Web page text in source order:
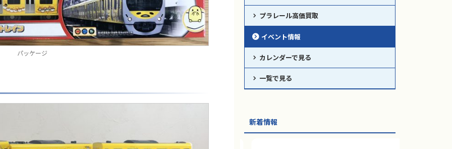
パッケージ
プラレール高価買取
イベント情報
カレンダーで見る
一覧で見る
新着情報